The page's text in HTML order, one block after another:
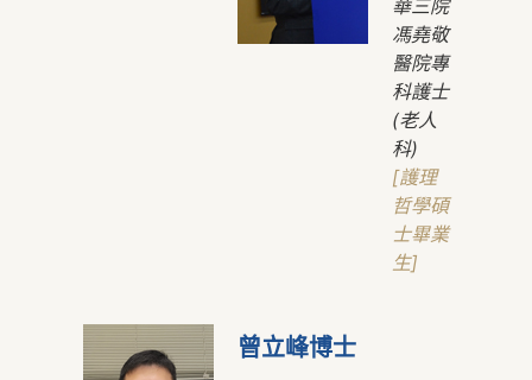
華三院
馮堯敬
醫院專
科護士
(老人
科)
[護理
哲學碩
士畢業
生]
曾立峰博士